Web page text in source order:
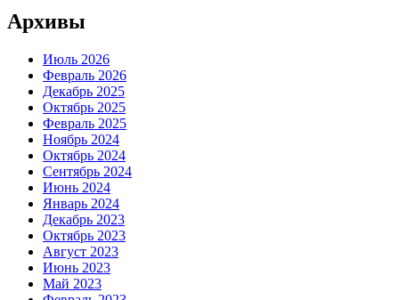
Архивы
Июль 2026
Февраль 2026
Декабрь 2025
Октябрь 2025
Февраль 2025
Ноябрь 2024
Октябрь 2024
Сентябрь 2024
Июнь 2024
Январь 2024
Декабрь 2023
Октябрь 2023
Август 2023
Июнь 2023
Май 2023